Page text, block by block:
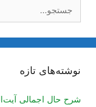
نوشته‌های تازه
شرح حال اجمالی